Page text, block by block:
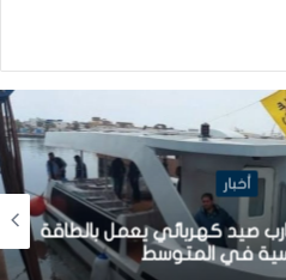
أخبار
كهربائي يعمل بالطاقة
في المتوسط